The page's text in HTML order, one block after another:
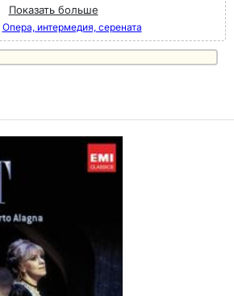
Показать больше
Опера, интермедия, серената